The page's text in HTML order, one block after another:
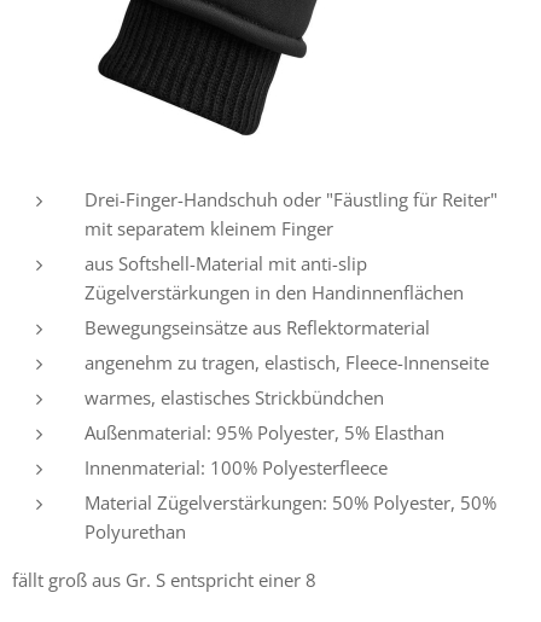
Drei-Finger-Handschuh oder "Fäustling für Reiter"
mit separatem kleinem Finger
aus Softshell-Material mit anti-slip
Zügelverstärkungen in den Handinnenflächen
Bewegungseinsätze aus Reflektormaterial
angenehm zu tragen, elastisch, Fleece-Innenseite
warmes, elastisches Strickbündchen
Außenmaterial: 95% Polyester, 5% Elasthan
Innenmaterial: 100% Polyesterfleece
Material Zügelverstärkungen: 50% Polyester, 50%
Polyurethan
fällt groß aus Gr. S entspricht einer 8